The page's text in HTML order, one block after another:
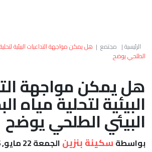
العالم
الصحراء
الرئيسية| مجتمع | هل يمكن مواجهة التداعيات البيئية لتحلية
الطلحي يوضح
هل يمكن مواجهة
البيئية لتحلية مياه
البيئي الطلحي يوضح
بواسطة سكينة بنزين الجمعة 22 مايو, 2026 - 21:36